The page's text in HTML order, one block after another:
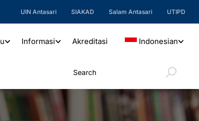
UIN Antasari SIAKAD Salam Antasari UTIPD
Informasi Akreditasi Indonesian